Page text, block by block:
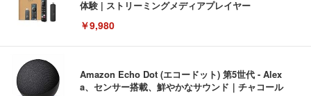
体験 | ストリーミングメディアプレイヤー
￥9,980
Amazon Echo Dot (エコードット) 第5世代 - Alex
a、センサー搭載、鮮やかなサウンド｜チャコール